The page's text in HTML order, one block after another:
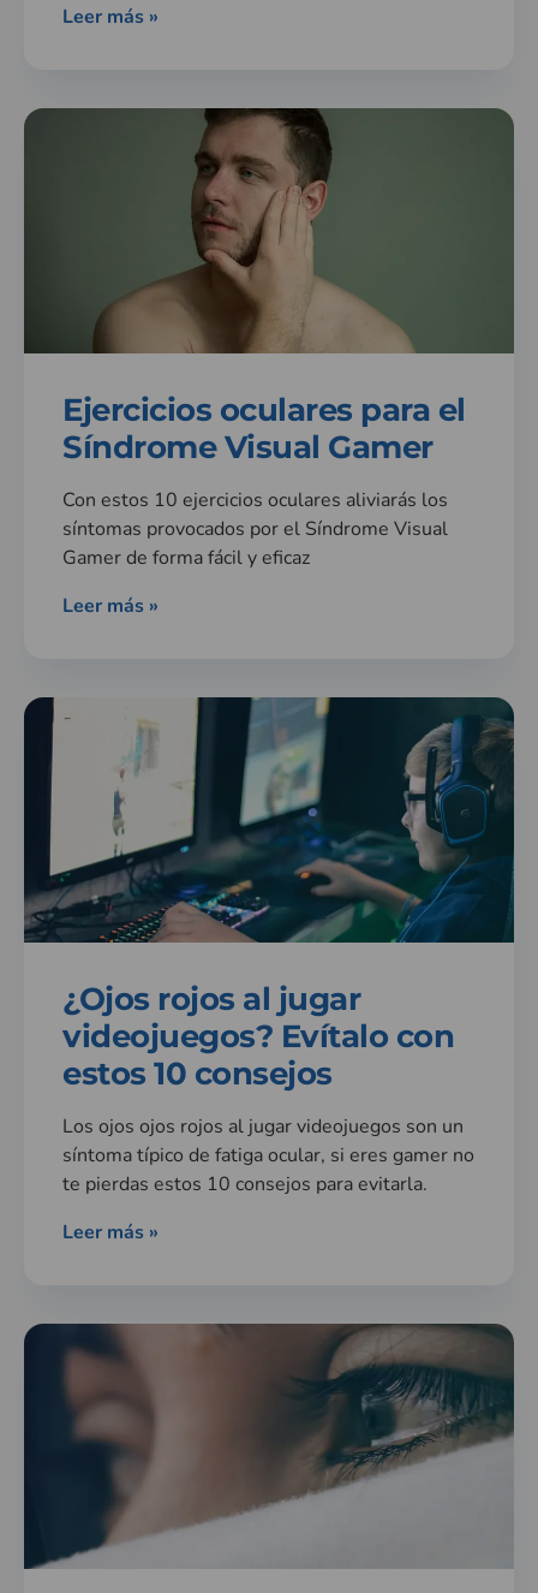
Leer más »
Ejercicios oculares para el
Síndrome Visual Gamer
Con estos 10 ejercicios oculares aliviarás los
síntomas provocados por el Síndrome Visual
Gamer de forma fácil y eficaz
Leer más »
¿Ojos rojos al jugar
videojuegos? Evítalo con
estos 10 consejos
Los ojos ojos rojos al jugar videojuegos son un
síntoma típico de fatiga ocular, si eres gamer no
te pierdas estos 10 consejos para evitarla.
Leer más »